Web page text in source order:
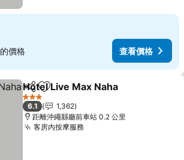
的價格 查看價格
分享 加入我的最愛
Hotel Live Max Naha
3 星級
6.1
1,362
距離沖繩縣廳前車站 0.2 公里
客房內按摩服務